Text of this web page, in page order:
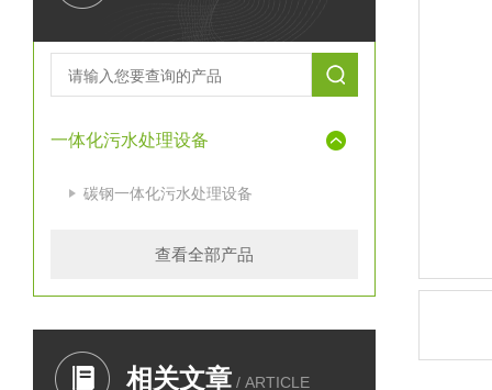
一体化污水处理设备
碳钢一体化污水处理设备
查看全部产品
相关文章 / ARTICLE